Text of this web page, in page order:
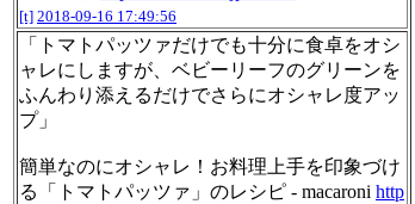
[t] 2018-09-16 17:49:56
「トマトパッツァだけでも十分に食卓をオシ
ャレにしますが、ベビーリーフのグリーンを
ふんわり添えるだけでさらにオシャレ度アッ
プ」
簡単なのにオシャレ！お料理上手を印象づけ
る「トマトパッツァ」のレシピ - macaroni http